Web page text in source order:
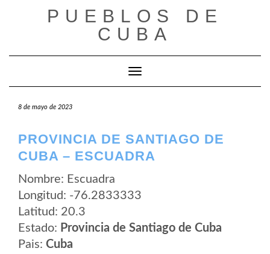
PUEBLOS DE
CUBA
Cambiar modo de navegación
8 de mayo de 2023
PROVINCIA DE SANTIAGO DE
CUBA – ESCUADRA
Nombre: Escuadra
Longitud: -76.2833333
Latitud: 20.3
Estado: Provincia de Santiago de Cuba
Pais: Cuba